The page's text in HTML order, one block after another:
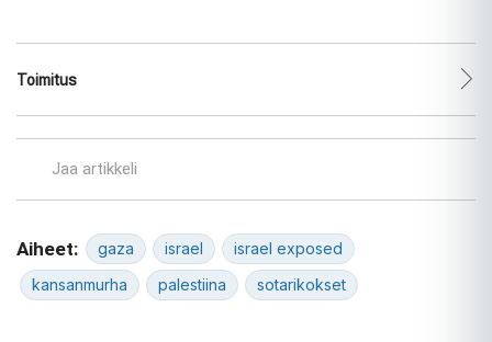
Toimitus
Jaa artikkeli
Aiheet: gaza israel
israel exposed
kansanmurha
palestiina sotarikokset